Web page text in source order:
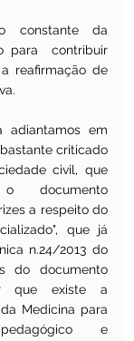
constante da
para  contribuir
reafirmação de
adiantamos em
criticado
civil, que
documento
a respeito do
que já
n.24/2013 do
do documento
que existe a
Medicina para
pedagógico e